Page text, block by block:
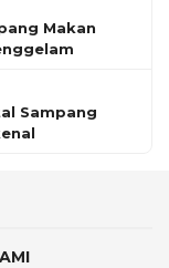
Makan
Sampang